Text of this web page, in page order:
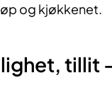
og kjøkkenet.
tillit